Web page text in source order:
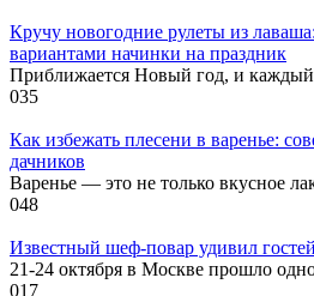
Кручу новогодние рулеты из
вариантами начинки на праздник
Приближается Новый год, и каждый
035
Как избежать плесени в варенье:
дачников
Варенье — это не только вкусное
048
Известный шеф-повар удивил
21-24 октября в Москве прошло
017